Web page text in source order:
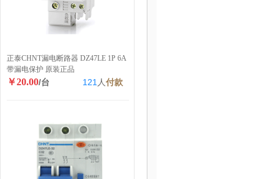
正泰CHNT漏电断路器 DZ47LE 1P 6A
带漏电保护 原装正品
￥20.00/台 121 人付款